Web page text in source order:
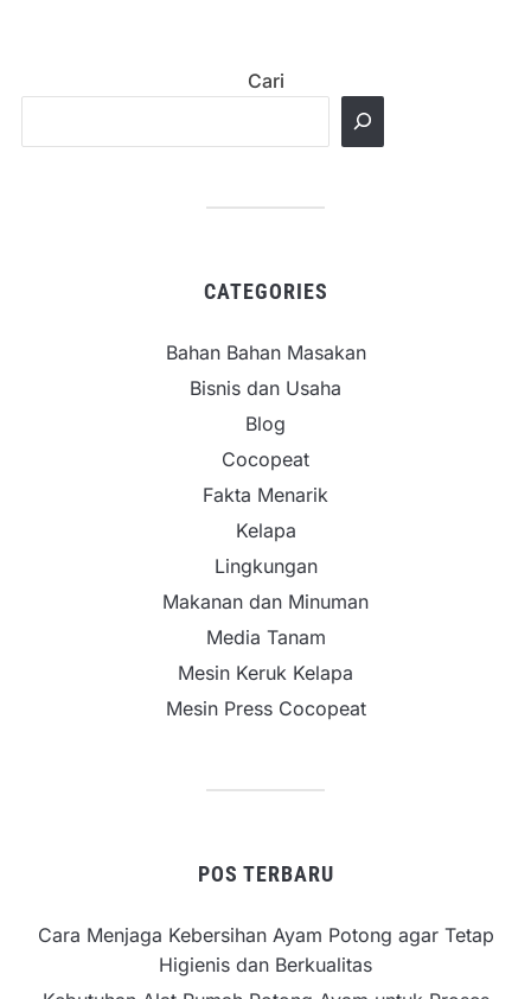
Cari
CATEGORIES
Bahan Bahan Masakan
Bisnis dan Usaha
Blog
Cocopeat
Fakta Menarik
Kelapa
Lingkungan
Makanan dan Minuman
Media Tanam
Mesin Keruk Kelapa
Mesin Press Cocopeat
POS TERBARU
Cara Menjaga Kebersihan Ayam Potong agar Tetap
Higienis dan Berkualitas